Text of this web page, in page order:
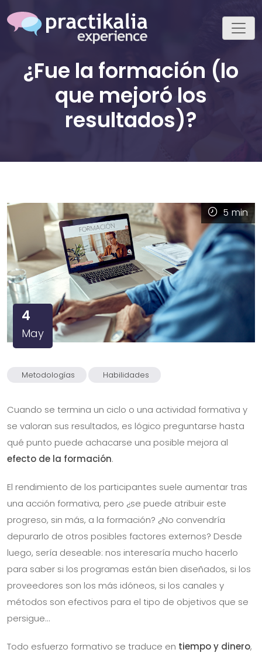
¿Fue la formación (lo
que mejoró los
resultados)?
4
May
5 min
Metodologías Habilidades
Cuando se termina un ciclo o una actividad formativa y
se valoran sus resultados, es lógico preguntarse hasta
qué punto puede achacarse una posible mejora al
efecto de la formación.
El rendimiento de los participantes suele aumentar tras
una acción formativa, pero ¿se puede atribuir este
progreso, sin más, a la formación? ¿No convendría
depurarlo de otros posibles factores externos? Desde
luego, sería deseable: nos interesaría mucho hacerlo
para saber si los programas están bien diseñados, si los
proveedores son los más idóneos, si los canales y
métodos son efectivos para el tipo de objetivos que se
persigue…
Todo esfuerzo formativo se traduce en tiempo y dinero,